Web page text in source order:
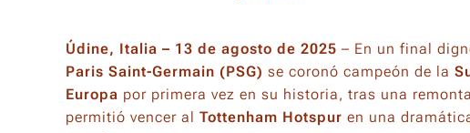
Údine, Italia – 13 de agosto de 2025 – En un final
Paris Saint-Germain (PSG) se coronó campeón de la
Europa por primera vez en su historia, tras una
permitió vencer al Tottenham Hotspur en una